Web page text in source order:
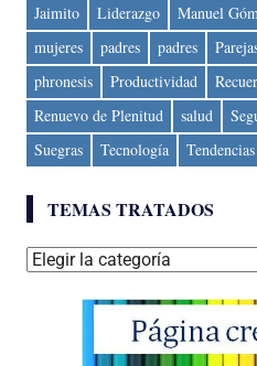
Jaimito
Liderazgo Manuel
mujeres
padres padres
phronesis
Productividad
Renuevo de Plenitud
salud
Suegras
Tecnología Tendencias
TEMAS TRATADOS
Temas